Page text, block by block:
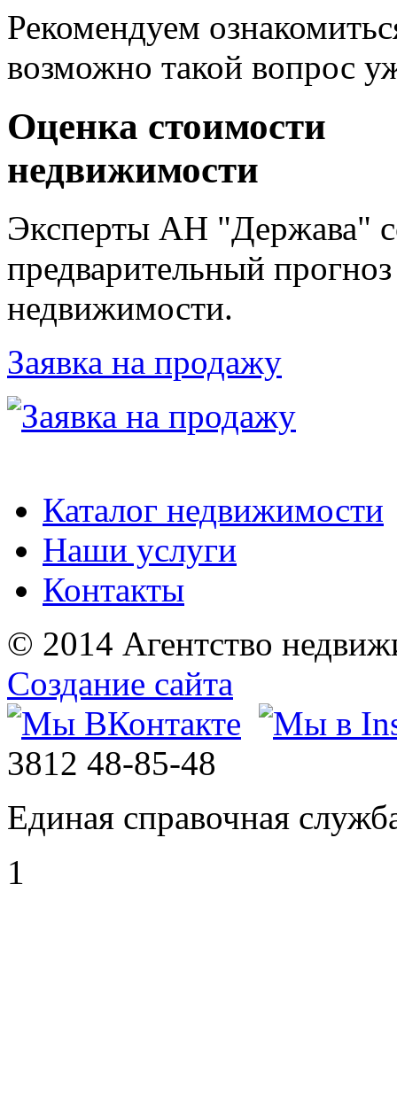
Рекомендуем
возможно такой вопрос
Оценка стоимости
недвижимости
Эксперты АН "Держава"
предварительный
недвижимости.
Заявка на продажу
Каталог недвижимости
Наши услуги
Контакты
© 2014 Агентство
Создание сайта
3812 48-85-48
Единая справочная
1